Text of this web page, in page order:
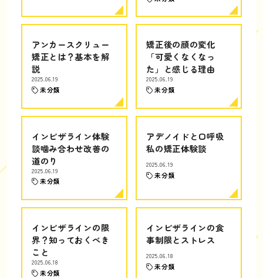
アンカースクリュー
矯正とは？基本を解
説
2025.06.19
未分類
矯正後の顔の変化
「可愛くなくなっ
た」と感じる理由
2025.06.19
未分類
インビザライン体験
談噛み合わせ改善の
道のり
2025.06.19
未分類
アデノイドと口呼吸
私の矯正体験談
2025.06.19
未分類
インビザラインの限
界？知っておくべき
こと
2025.06.18
未分類
インビザラインの食
事制限とストレス
2025.06.18
未分類